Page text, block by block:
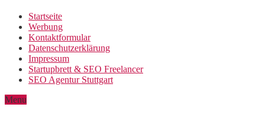
Startseite
Werbung
Kontaktformular
Datenschutzerklärung
Impressum
Startupbrett & SEO Freelancer
SEO Agentur Stuttgart
Menu